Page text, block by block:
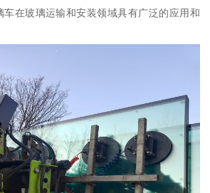
在玻璃运输和安装领域具有广泛的应用和